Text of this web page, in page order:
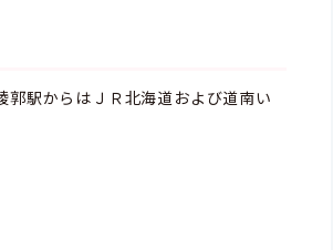
駅からはＪＲ北海道および道南い